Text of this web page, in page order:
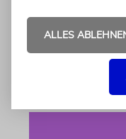
07.08.2026
ALLES